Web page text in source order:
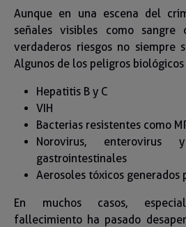
Aunque en una escena del
señales visibles como
verdaderos riesgos no siempre
Algunos de los peligros
Hepatitis B y C
VIH
Bacterias resistentes como
Norovirus, enterovirus
gastrointestinales
Aerosoles tóxicos generados
En muchos casos,
fallecimiento ha pasado